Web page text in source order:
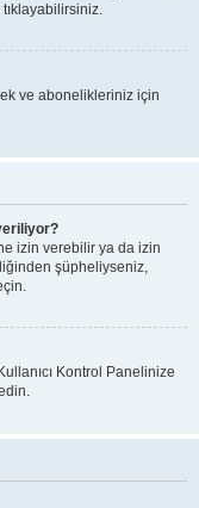
tıklayabilirsiniz.
ve abonelikleriniz için
izin verebilir ya da izin
şüpheliyseniz,
Kontrol Panelinize